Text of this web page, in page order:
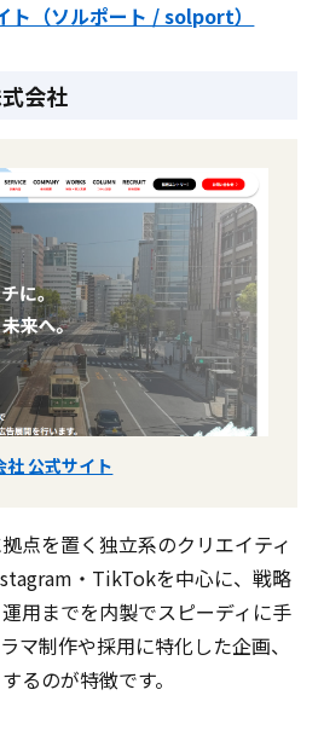
ト（ソルポート / solport）
会社
社 公式サイト
点を置く独立系のクリエイティ
・TikTokを中心に、戦略
用までを内製でスピーディに手
マ制作や採用に特化した企画、
るのが特徴です。